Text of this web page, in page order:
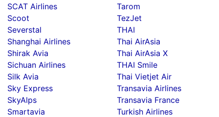
SCAT Airlines
Scoot
Severstal
Shanghai Airlines
Shirak Avia
Sichuan Airlines
Silk Avia
Sky Express
SkyAlps
Smartavia
Tarom
TezJet
THAI
Thai AirAsia
Thai AirAsia X
THAI Smile
Thai Vietjet Air
Transavia Airlines
Transavia France
Turkish Airlines